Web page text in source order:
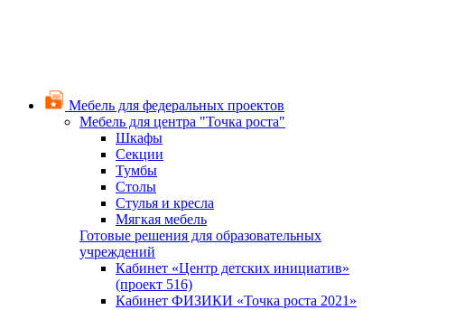
Мебель для федеральных проектов
Мебель для центра "Точка роста"
Шкафы
Секции
Тумбы
Столы
Стулья и кресла
Мягкая мебель
Готовые решения для образовательных
учреждений
Кабинет «Центр детских инициатив»
(проект 516)
Кабинет ФИЗИКИ «Точка роста 2021»